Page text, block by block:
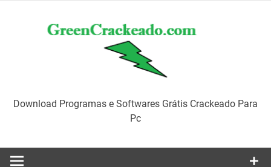
Download Programas e Softwares Grátis Crackeado Para
Pc